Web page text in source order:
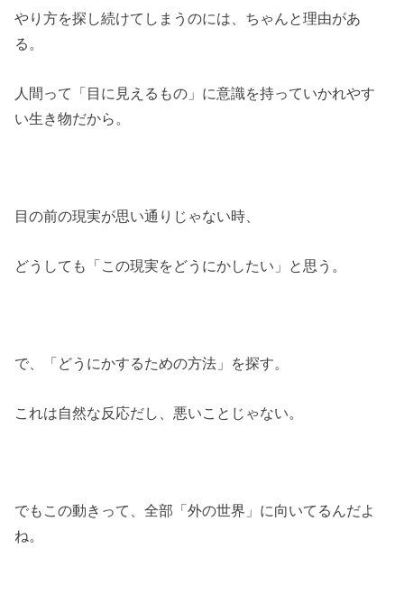
やり方を探し続けてしまうのには、ちゃんと理由があ
る。
人間って「目に見えるもの」に意識を持っていかれやす
い生き物だから。
目の前の現実が思い通りじゃない時、
どうしても「この現実をどうにかしたい」と思う。
で、「どうにかするための方法」を探す。
これは自然な反応だし、悪いことじゃない。
でもこの動きって、全部「外の世界」に向いてるんだよ
ね。